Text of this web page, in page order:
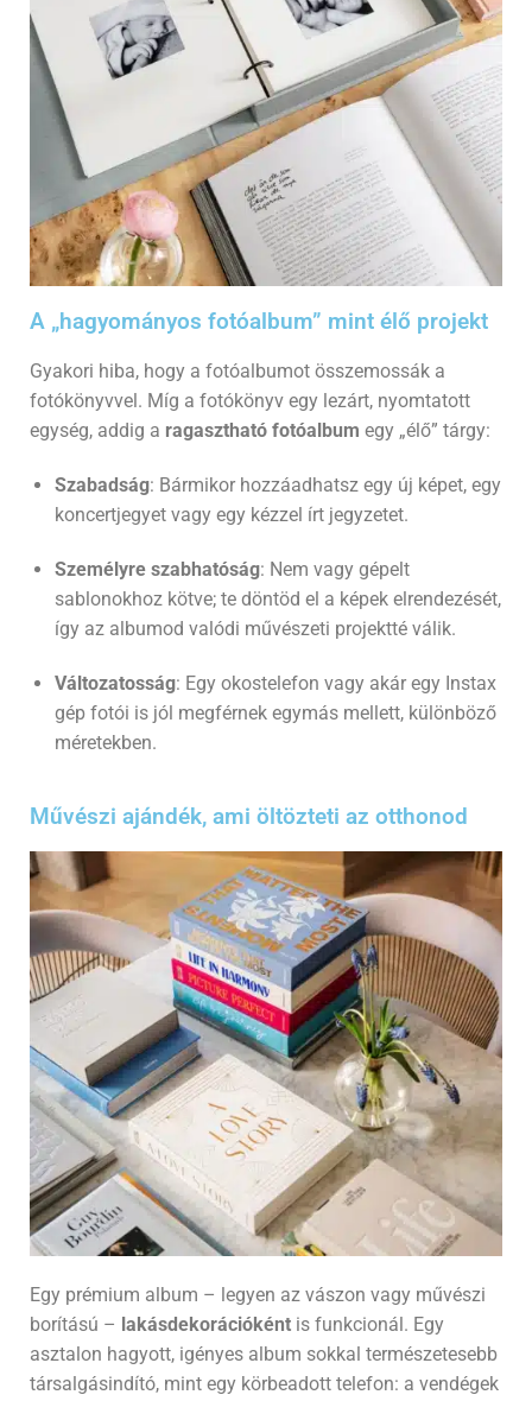
A „hagyományos fotóalbum” mint élő projekt
Gyakori hiba, hogy a fotóalbumot összemossák a
fotókönyvvel. Míg a fotókönyv egy lezárt, nyomtatott
egység, addig a ragasztható fotóalbum egy „élő” tárgy:
Szabadság: Bármikor hozzáadhatsz egy új képet, egy
koncertjegyet vagy egy kézzel írt jegyzetet.
Személyre szabhatóság: Nem vagy gépelt
sablonokhoz kötve; te döntöd el a képek elrendezését,
így az albumod valódi művészeti projektté válik.
Változatosság: Egy okostelefon vagy akár egy Instax
gép fotói is jól megférnek egymás mellett, különböző
méretekben.
Művészi ajándék, ami öltözteti az otthonod
Egy prémium album – legyen az vászon vagy művészi
borítású – lakásdekorációként is funkcionál. Egy
asztalon hagyott, igényes album sokkal természetesebb
társalgásindító, mint egy körbeadott telefon: a vendégek